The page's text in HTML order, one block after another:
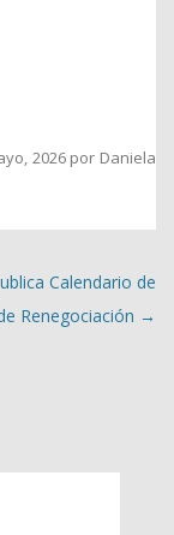
2026por Daniela
Calendario de
Renegociación →